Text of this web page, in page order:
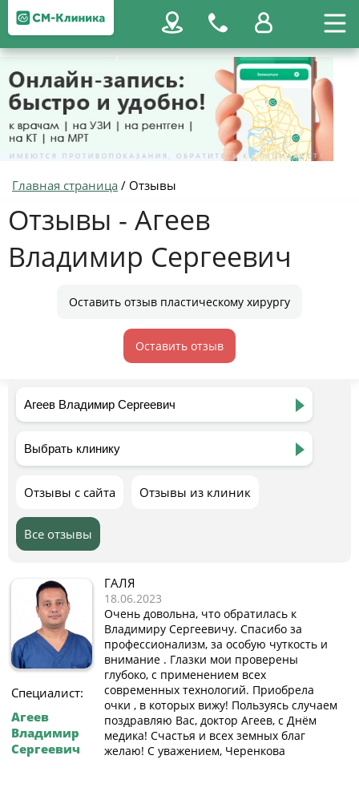
Главная страница / Отзывы
Отзывы - Агеев
Владимир Сергеевич
Оставить отзыв пластическому хирургу
Оставить отзыв
Отзывы с сайта Отзывы из клиник
Все отзывы
Специалист:
Агеев
Владимир
Сергеевич
ГАЛЯ
18.06.2023
Очень довольна, что обратилась к
Владимиру Сергеевичу. Спасибо за
профессионализм, за особую чуткость и
внимание . Глазки мои проверены
глубоко, с применением всех
современных технологий. Приобрела
очки , в которых вижу! Пользуясь случаем
поздравляю Вас, доктор Агеев, с Днём
медика! Счастья и всех земных благ
желаю! С уважением, Черенкова